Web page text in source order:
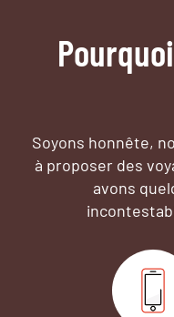
Soyons honnête,
à proposer des
avons